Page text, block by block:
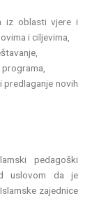
iz oblasti vjere i
i ciljevima,
predlaganje novih
pedagoški
uslovom da je
zajednice